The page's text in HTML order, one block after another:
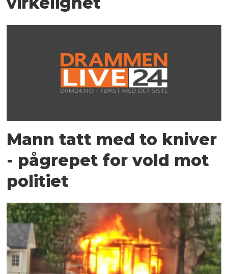
Mann tatt med to kniver
- pågrepet for vold mot
politiet